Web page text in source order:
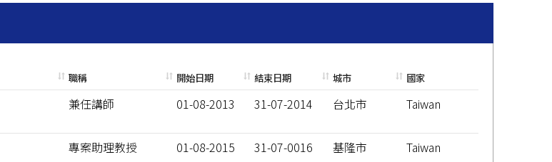
職稱 開始日期 結束日期 城市 國家
兼任講師 01-08-2013 31-07-2014 台北市 Taiwan
專案助理教授 01-08-2015 31-07-0016 基隆市 Taiwan